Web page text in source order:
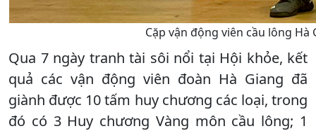
Cặp vận động viên cầu lông
Qua 7 ngày tranh tài sôi nổi tại Hội khỏe, kết
quả các vận động viên đoàn Hà Giang đã
giành được 10 tấm huy chương các loại, trong
đó có 3 Huy chương Vàng môn cầu lông; 1